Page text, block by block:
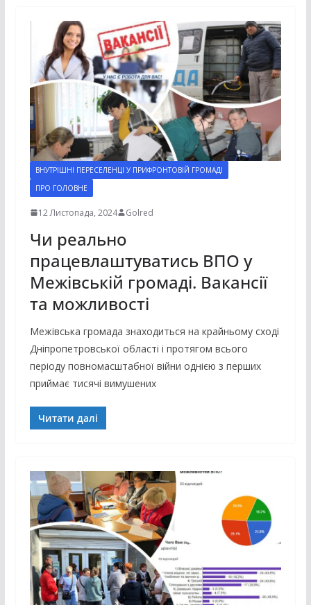
ВНУТРІШНІ ПЕРЕСЕЛЕНЦІ У ПРИФРОНТОВІЙ ГРОМАДІ
ПРО ГОЛОВНЕ
12 Листопада, 2024 Golred
Чи реально
працевлаштуватись ВПО у
Межівській громаді. Вакансії
та можливості
Межівська громада знаходиться на крайньому сході
Дніпропетровської області і протягом всього
періоду повномасштабної війни однією з перших
приймає тисячі вимушених
Читати далі